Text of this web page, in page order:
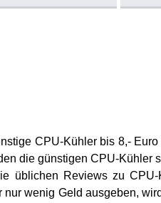
CPU-Kühler bis 8,-
die günstigen CPU-Kühler
üblichen Reviews zu
wenig Geld ausgeben,